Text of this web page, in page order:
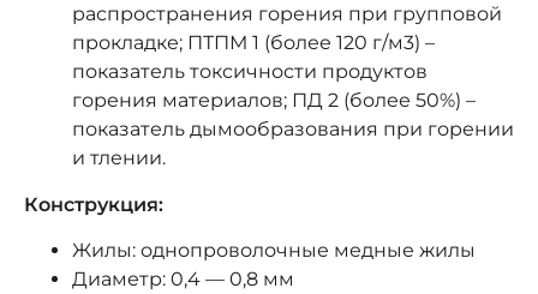
распространения горения при групповой
прокладке; ПТПМ 1 (более 120 г/м3) –
показатель токсичности продуктов
горения материалов; ПД 2 (более 50%) –
показатель дымообразования при горении
и тлении.
Конструкция:
Жилы: однопроволочные медные жилы
Диаметр: 0,4 — 0,8 мм